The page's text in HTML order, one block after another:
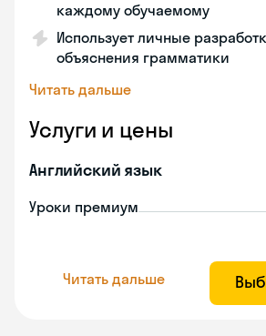
каждому обучаемому
Использует личные
объяснения грамматики
Читать дальше
Услуги и цены
Английский язык
Уроки премиум
Читать дальше